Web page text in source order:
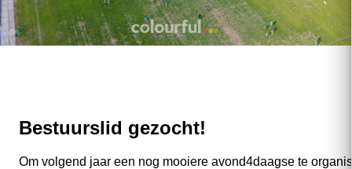
Bestuurslid gezocht!
Om volgend jaar een nog mooiere avond4daagse te